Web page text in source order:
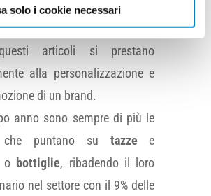
solo i cookie necessari
Tazze e
articoli si prestano
alla personalizzazione e
di un brand.
anno sono sempre di più le
che puntano su tazze e
o bottiglie, ribadendo il loro
nel settore con il 9% delle